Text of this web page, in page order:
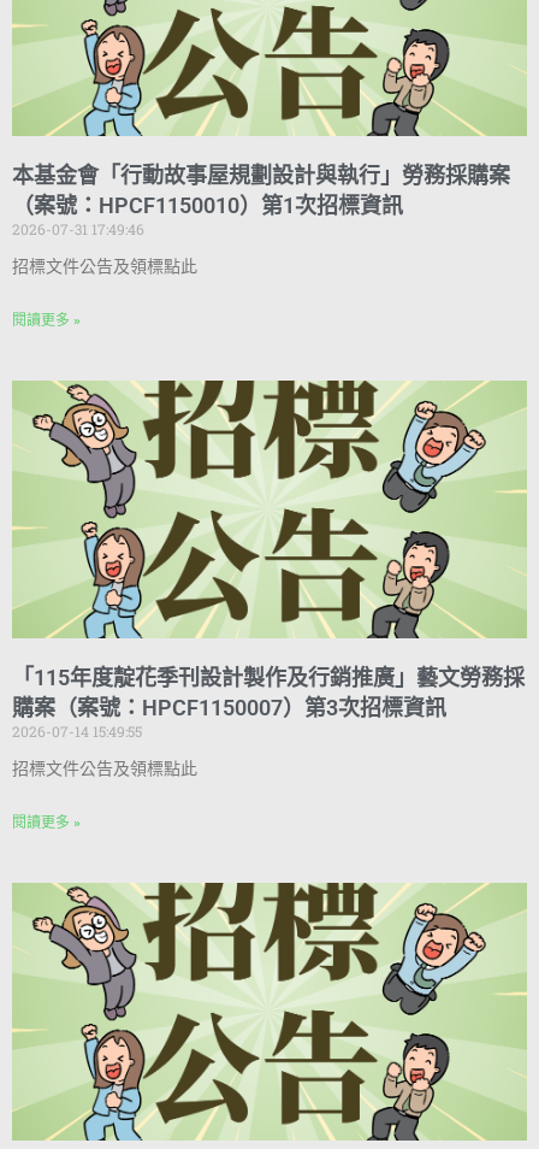
本基金會「行動故事屋規劃設計與執行」勞務採購案
（案號：HPCF1150010）第1次招標資訊
2026-07-31 17:49:46
招標文件公告及領標點此
閱讀更多 »
「115年度靛花季刊設計製作及行銷推廣」藝文勞務採
購案（案號：HPCF1150007）第3次招標資訊
2026-07-14 15:49:55
招標文件公告及領標點此
閱讀更多 »